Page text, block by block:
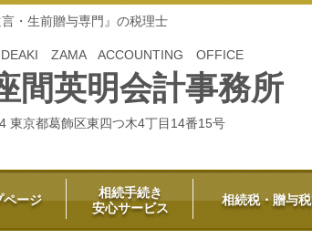
言・生前贈与専門』の税理士
ZAMA ACCOUNTING OFFICE
間英明会計事務所
東京都葛飾区東四つ木4丁目14番15号
ページ
相続手続き
安心サービス
相続税・贈与